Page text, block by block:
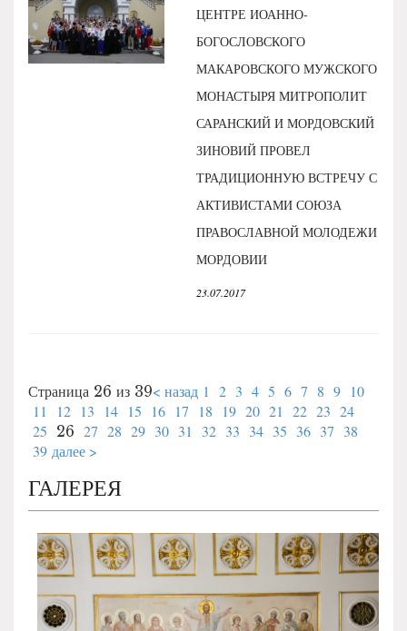
ЦЕНТРЕ ИОАННО-
БОГОСЛОВСКОГО
МАКАРОВСКОГО МУЖСКОГО
МОНАСТЫРЯ МИТРОПОЛИТ
САРАНСКИЙ И МОРДОВСКИЙ
ЗИНОВИЙ ПРОВЕЛ
ТРАДИЦИОННУЮ ВСТРЕЧУ С
АКТИВИСТАМИ СОЮЗА
ПРАВОСЛАВНОЙ МОЛОДЕЖИ
МОРДОВИИ
23.07.2017
Страница 26 из 39< назад 1 2 3 4 5 6 7 8 9 10
11
12 13 14 15 16 17 18 19 20 21 22 23 24
25 26 27 28 29 30 31 32 33 34 35 36 37 38
39 далее >
ГАЛЕРЕЯ